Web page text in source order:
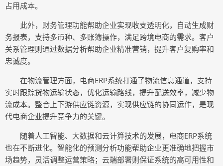
占用成本。
此外，财务管理功能帮助企业实现收支透明化，自动生成财
务报表，支持多币种、多账簿操作，满足跨境电商的需求。客户
关系管理则通过数据分析帮助企业精准营销，提升客户复购率和
忠诚度。
在物流管理方面，电商ERP系统打通了物流信息通道，支持
实时跟踪货物运输状态，优化运输路线，提升配送效率，减少物
流成本。整合上下游供应链资源，实现供应链的协同运作，是现
代电商企业提升竞争力的关键。
随着人工智能、大数据和云计算技术的发展，电商ERP系统
也在不断进化。智能化的预测分析功能帮助企业更准确地把握市
场趋势，灵活调整运营策略；云端部署则保证系统的高可用性和